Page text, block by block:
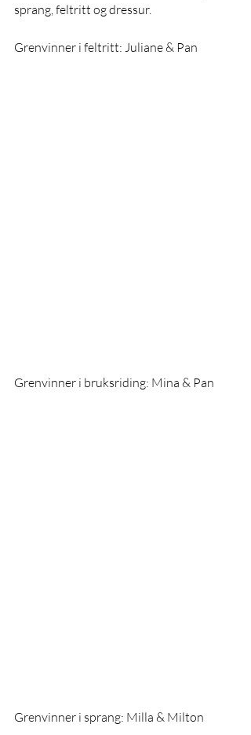
sprang, feltritt og dressur.
Grenvinner i feltritt: Juliane & Pan
Grenvinner i bruksriding: Mina & Pan
Grenvinner i sprang: Milla & Milton